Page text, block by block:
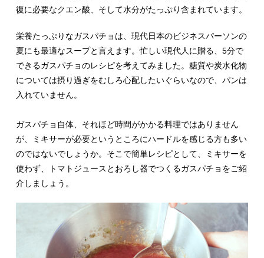
復に必要なクエン酸、そして水分がたっぷり含まれています。
栄養たっぷりなガスパチョは、現代日本のビジネスパーソンの
夏にも最適なスープと言えます。忙しい現代人に贈る、5分で
できるガスパチョのレシピを考えてみました。糖質や炭水化物
については摂り過ぎをむしろ心配したいぐらいなので、パンは
入れていません。
ガスパチョ自体、それほど時間がかかる料理ではありません
が、ミキサーが必要というところにハードルを感じる方も多い
のではないでしょうか。そこで簡単レシピとして、ミキサーを
使わず、トマトジュースとおろし器でつくるガスパチョをご紹
介しましょう。